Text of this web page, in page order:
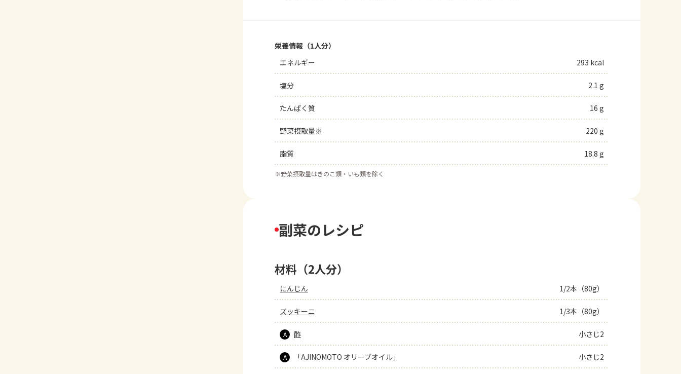
栄養情報（1人分）
エネルギー
293 kcal
塩分 2.1 g
たんぱく質 16 g
野菜摂取量※ 220 g
脂質 18.8 g
※野菜摂取量はきのこ類・いも類を除く
副菜のレシピ
材料（2人分）
にんじん 1/2本（80g）
ズッキーニ 1/3本（80g）
A 酢 小さじ2
A 「AJINOMOTO オリーブオイル」 小さじ2